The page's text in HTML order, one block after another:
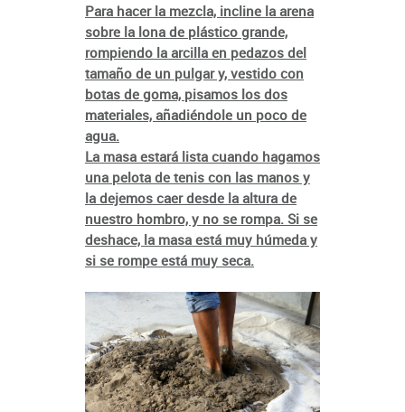
Para hacer la mezcla, incline la arena
sobre la lona de plástico grande,
rompiendo la arcilla en pedazos del
tamaño de un pulgar y, vestido con
botas de goma, pisamos los dos
materiales, añadiéndole un poco de
agua.
La masa estará lista cuando hagamos
una pelota de tenis con las manos y
la dejemos caer desde la altura de
nuestro hombro, y no se rompa. Si se
deshace, la masa está muy húmeda y
si se rompe está muy seca.